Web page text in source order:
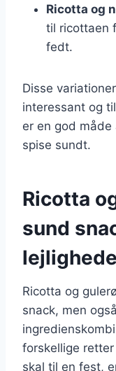
Ricotta og
til ricottaen
fedt.
Disse
interessant og
er en god
spise sundt.
Ricotta
sund
Ricotta og
snack, men
forskellige
skal til en fest,